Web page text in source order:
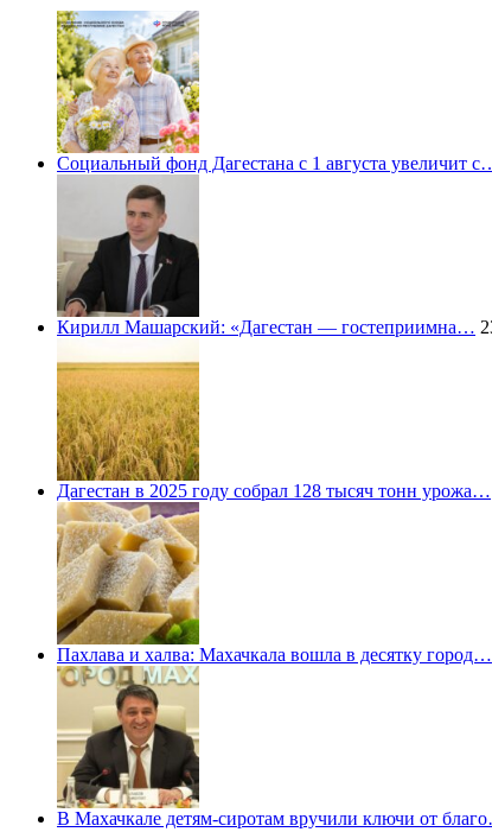
Социальный фонд Дагестана с 1 августа увеличит
Кирилл Машарский: «Дагестан — гостеприимна…
Дагестан в 2025 году собрал 128 тысяч тонн урожа…
Пахлава и халва: Махачкала вошла в десятку город…
В Махачкале детям-сиротам вручили ключи от